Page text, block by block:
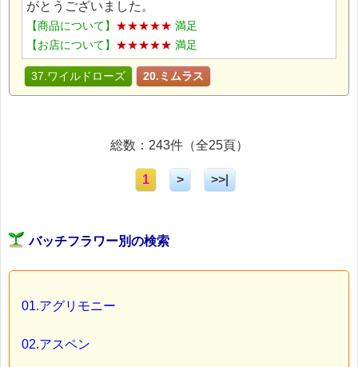
がとうございました。
【商品について】 ★★★★★ 満足
【お店について】 ★★★★★ 満足
37.ワイルドローズ 20.ミムラス
総数：243件（全25頁）
1 > >>|
バッチフラワー別の検索
01.アグリモニー
02.アスペン